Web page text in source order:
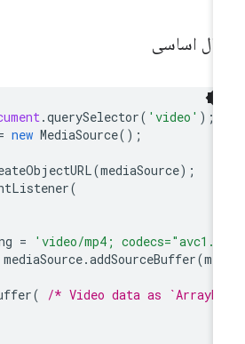
اساسی
document.querySelector('video'
= new MediaSource
createObjectURL(mediaSource
= 'video/mp4;
= mediaSource.addSourceBuffer
( /* Video data as